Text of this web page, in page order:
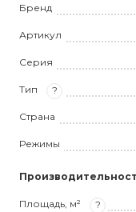
Бренд
Артикул
Серия
Тип ?
Страна
Режимы
Площадь, м² ?